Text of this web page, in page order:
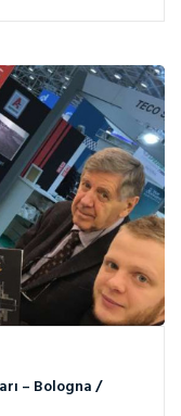
– Bologna /